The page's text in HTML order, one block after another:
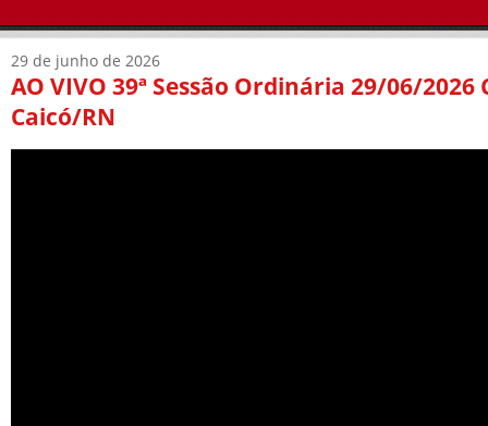
29 de junho de 2026
AO VIVO 39ª Sessão Ordinária 29/06/
Caicó/RN